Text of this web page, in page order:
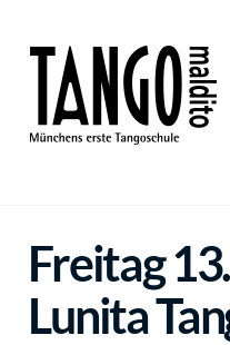
Freitag
Lunita